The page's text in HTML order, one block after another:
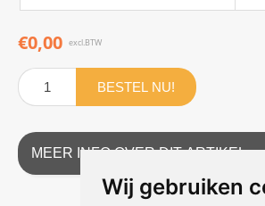
Wij gebruiken
€0,00 excl.BTW
BESTEL NU!
MEER INFO OVER DIT ARTIKEL